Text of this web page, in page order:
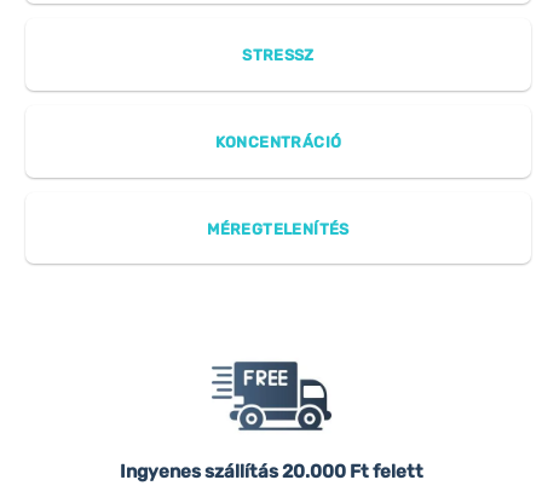
STRESSZ
KONCENTRÁCIÓ
MÉREGTELENÍTÉS
Ingyenes szállítás20.000 Ft felett